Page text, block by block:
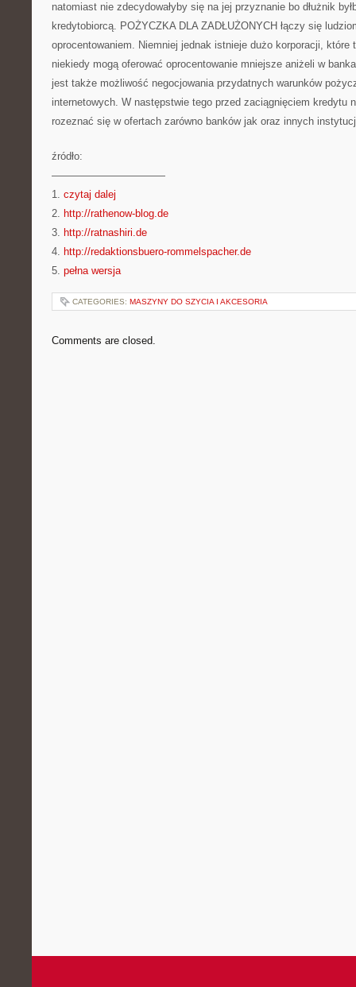
natomiast nie zdecydowałyby się na jej przyznanie bo dłużnik
kredytobiorcą. POŻYCZKA DLA ZADŁUŻONYCH łączy się
oprocentowaniem. Niemniej jednak istnieje dużo korporacji, które
niekiedy mogą oferować oprocentowanie mniejsze aniżeli w
jest także możliwość negocjowania przydatnych warunków
internetowych. W następstwie tego przed zaciągnięciem kredytu
rozeznać się w ofertach zarówno banków jak oraz innych
źródło:
———————————
1. czytaj dalej
2. http://rathenow-blog.de
3. http://ratnashiri.de
4. http://redaktionsbuero-rommelspacher.de
5. pełna wersja
CATEGORIES: MASZYNY DO SZYCIA I AKCESORIA
Comments are closed.